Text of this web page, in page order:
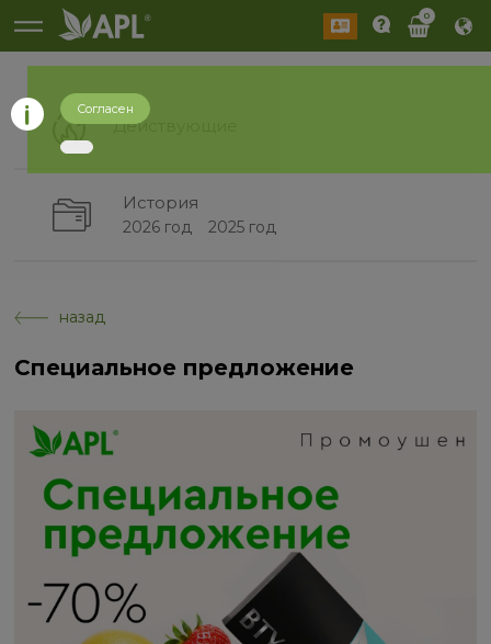
0
Действующие
История
2026 год 2025 год
назад
Специальное предложение
Согласен